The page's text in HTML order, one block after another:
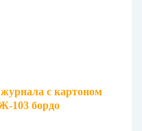
с картоном
103 бордо